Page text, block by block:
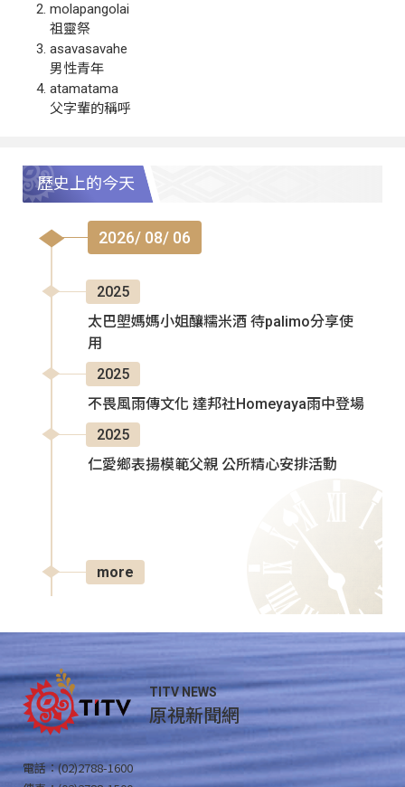
molapangolai
祖靈祭
asavasavahe
男性青年
atamatama
父字輩的稱呼
歷史上的今天
2026/ 08/ 06
2025
太巴塱媽媽小姐釀糯米酒 待palimo分享使
用
2025
不畏風雨傳文化 達邦社Homeyaya雨中登場
2025
仁愛鄉表揚模範父親 公所精心安排活動
more
TITV NEWS
原視新聞網
電話：(02)2788-1600